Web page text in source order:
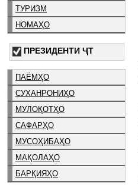
ТУРИЗМ
НОМАҲО
ПРЕЗИДЕНТИ ҶТ
ПАЁМҲО
СУХАНРОНИҲО
МУЛОҚОТҲО
САФАРҲО
МУСОҲИБАҲО
МАҚОЛАҲО
БАРҚИЯҲО